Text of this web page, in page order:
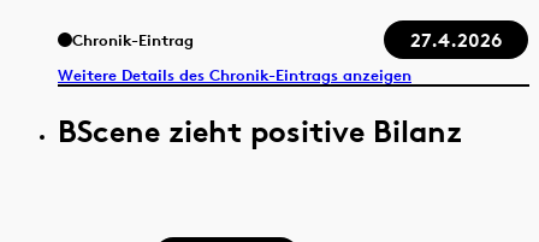
Chronik-Eintrag 27.4.2026
Weitere Details des Chronik-Eintrags anzeigen
BScene zieht positive Bilanz